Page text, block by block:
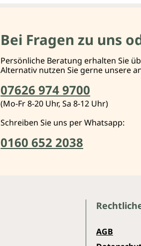
Bei Fragen zu uns
Persönliche Beratung erhalten Sie
Alternativ nutzen Sie gerne unsere
07626 974 9700
(Mo-Fr 8-20 Uhr, Sa 8-12 Uhr)
Schreiben Sie uns per Whatsapp:
0160 652 2038
AGB